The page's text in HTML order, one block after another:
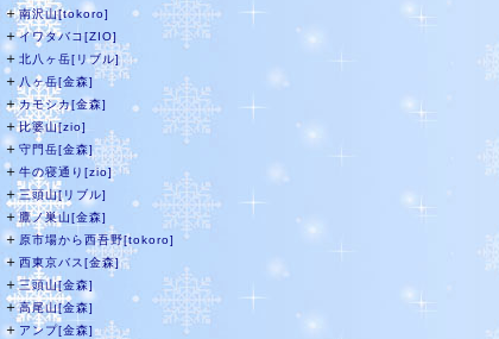
＋南沢山[tokoro]
＋イワタバコ[ZIO]
＋ 北八ヶ岳[リブル]
＋ 八ヶ岳[金森]
＋カモシカ[金森]
＋比婆山[zio]
＋ 守門岳[金森]
＋ 牛の寝通り[zio]
＋三頭山[リブル]
＋鷹ノ巣山[金森]
＋ 原市場から西吾野[tokoro]
＋ 西東京バス[金森]
＋三頭山[金森]
＋高尾山[金森]
＋ アンプ[金森]